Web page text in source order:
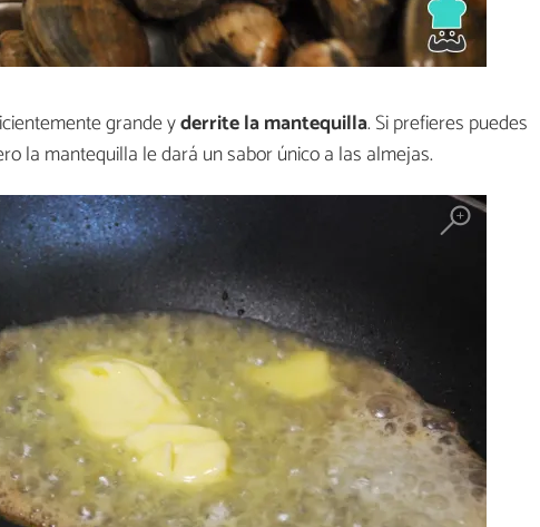
grande yderrite la mantequilla. Si prefieres puedes
la mantequilla le dará un sabor único a las almejas.